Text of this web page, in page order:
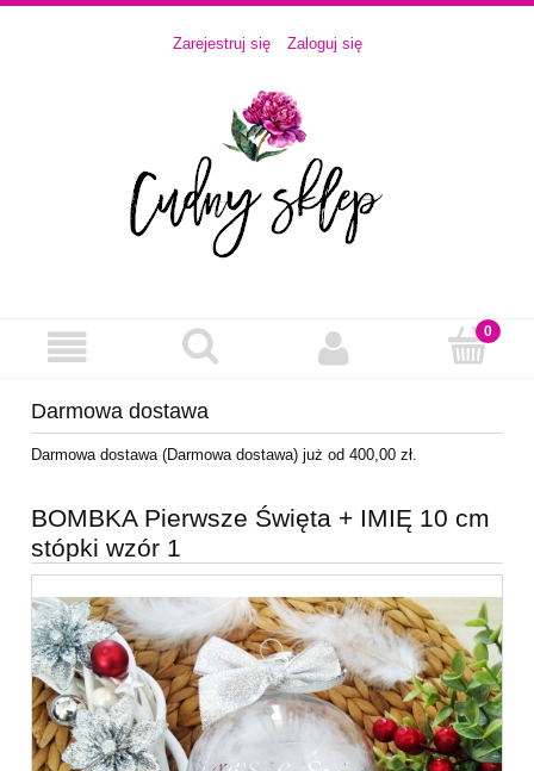
Zarejestruj się Zaloguj się
Darmowa dostawa
Darmowa dostawa (Darmowa dostawa) już od 400,00 zł.
BOMBKA Pierwsze Święta + IMIĘ 10 cm
stópki wzór 1